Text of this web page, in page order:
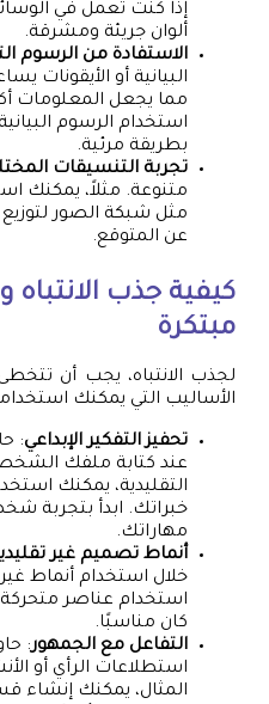
إذا كنت تعمل في
ألوان جريئة ومشرقة.
الاستفادة من الرسوم
البيانية أو الأيقونات
مما يجعل المعلومات
استخدام الرسوم
بطريقة مرئية.
تجربة التنسيقات
متنوعة. مثلاً، يمكنك
مثل شبكة الصور
عن المتوقع.
كيفية جذب الانتباه
مبتكرة
لجذب الانتباه، يجب أن
الأساليب التي يمكنك
تحفيز التفكير الإبداعي:
عند كتابة ملفك
التقليدية، يمكنك
خبراتك. ابدأ بتجربة
مهاراتك.
أنماط تصميم غير
خلال استخدام أنماط
استخدام عناصر متحركة
كان مناسبًا.
التفاعل مع الجمهور:
استطلاعات الرأي أو
المثال، يمكنك إنشاء